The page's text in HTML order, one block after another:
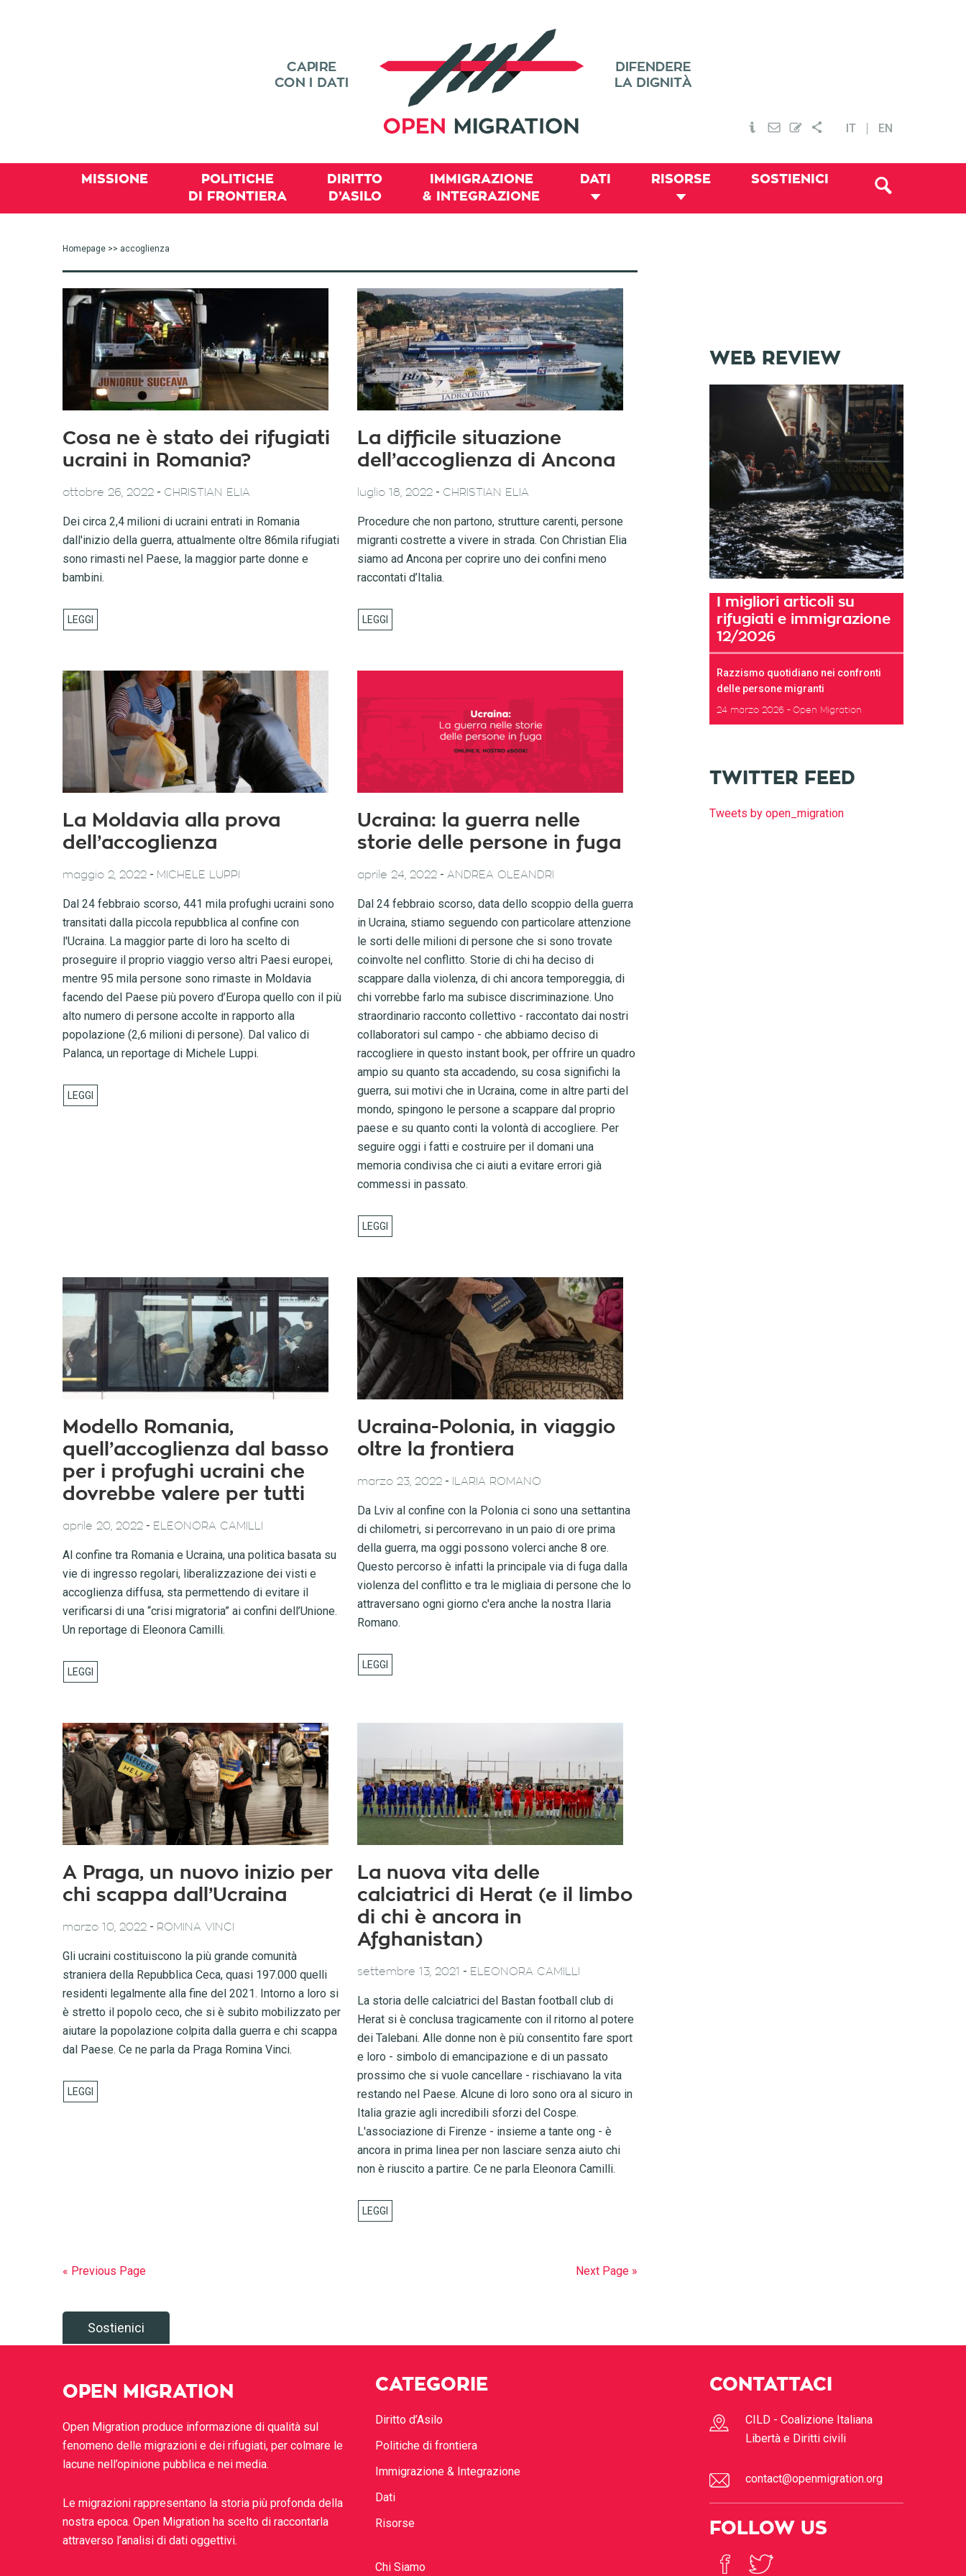
IT EN
MISSIONE
POLITICHE
DI FRONTIERA
DIRITTO
D’ASILO
IMMIGRAZIONE
& INTEGRAZIONE
DATI RISORSE SOSTIENICI
Homepage >> accoglienza
Cosa ne è stato dei rifugiati
ucraini in Romania?
ottobre 26, 2022 - CHRISTIAN ELIA
Dei circa 2,4 milioni di ucraini entrati in Romania
dall'inizio della guerra, attualmente oltre 86mila rifugiati
sono rimasti nel Paese, la maggior parte donne e
bambini.
La difficile situazione
dell’accoglienza di Ancona
luglio 18, 2022 - CHRISTIAN ELIA
Procedure che non partono, strutture carenti, persone
migranti costrette a vivere in strada. Con Christian Elia
siamo ad Ancona per coprire uno dei confini meno
raccontati d’Italia.
La Moldavia alla prova
dell’accoglienza
maggio 2, 2022 - MICHELE LUPPI
Dal 24 febbraio scorso, 441 mila profughi ucraini sono
transitati dalla piccola repubblica al confine con
l'Ucraina. La maggior parte di loro ha scelto di
proseguire il proprio viaggio verso altri Paesi europei,
mentre 95 mila persone sono rimaste in Moldavia
facendo del Paese più povero d’Europa quello con il più
alto numero di persone accolte in rapporto alla
popolazione (2,6 milioni di persone). Dal valico di
Palanca, un reportage di Michele Luppi.
Ucraina: la guerra nelle
storie delle persone in fuga
aprile 24, 2022 -ANDREA OLEANDRI
Dal 24 febbraio scorso, data dello scoppio della guerra
in Ucraina, stiamo seguendo con particolare attenzione
le sorti delle milioni di persone che si sono trovate
coinvolte nel conflitto. Storie di chi ha deciso di
scappare dalla violenza, di chi ancora temporeggia, di
chi vorrebbe farlo ma subisce discriminazione. Uno
straordinario racconto collettivo - raccontato dai nostri
collaboratori sul campo - che abbiamo deciso di
raccogliere in questo instant book, per offrire un quadro
ampio su quanto sta accadendo, su cosa significhi la
guerra, sui motivi che in Ucraina, come in altre parti del
mondo, spingono le persone a scappare dal proprio
paese e su quanto conti la volontà di accogliere. Per
seguire oggi i fatti e costruire per il domani una
memoria condivisa che ci aiuti a evitare errori già
commessi in passato.
Modello Romania,
quell’accoglienza dal basso
per i profughi ucraini che
dovrebbe valere per tutti
aprile 20, 2022 - ELEONORA CAMILLI
Al confine tra Romania e Ucraina, una politica basata su
vie di ingresso regolari, liberalizzazione dei visti e
accoglienza diffusa, sta permettendo di evitare il
verificarsi di una “crisi migratoria” ai confini dell’Unione.
Un reportage di Eleonora Camilli.
Ucraina-Polonia, in viaggio
oltre la frontiera
marzo 23, 2022 - ILARIA ROMANO
Da Lviv al confine con la Polonia ci sono una settantina
di chilometri, si percorrevano in un paio di ore prima
della guerra, ma oggi possono volerci anche 8 ore.
Questo percorso è infatti la principale via di fuga dalla
violenza del conflitto e tra le migliaia di persone che lo
attraversano ogni giorno c'era anche la nostra Ilaria
Romano.
A Praga, un nuovo inizio per
chi scappa dall’Ucraina
marzo 10, 2022 - ROMINA VINCI
Gli ucraini costituiscono la più grande comunità
straniera della Repubblica Ceca, quasi 197.000 quelli
residenti legalmente alla fine del 2021. Intorno a loro si
è stretto il popolo ceco, che si è subito mobilizzato per
aiutare la popolazione colpita dalla guerra e chi scappa
dal Paese. Ce ne parla da Praga Romina Vinci.
La nuova vita delle
calciatrici di Herat (e il limbo
di chi è ancora in
Afghanistan)
settembre 13, 2021 - ELEONORA CAMILLI
La storia delle calciatrici del Bastan football club di
Herat si è conclusa tragicamente con il ritorno al potere
dei Talebani. Alle donne non è più consentito fare sport
e loro - simbolo di emancipazione e di un passato
prossimo che si vuole cancellare - rischiavano la vita
restando nel Paese. Alcune di loro sono ora al sicuro in
Italia grazie agli incredibili sforzi del Cospe.
L'associazione di Firenze - insieme a tante ong - è
ancora in prima linea per non lasciare senza aiuto chi
non è riuscito a partire. Ce ne parla Eleonora Camilli.
« Previous Page Next Page »
WEB REVIEW
I migliori articoli su
rifugiati e immigrazione
12/2026
Razzismo quotidiano nei confronti
delle persone migranti
24 marzo 2026 Open Migration
TWITTER FEED
Tweets by open_migration
Sostienici
OPEN MIGRATION
Open Migration produce informazione di qualità sul
fenomeno delle migrazioni e dei rifugiati, per colmare le
lacune nell’opinione pubblica e nei media.
Le migrazioni rappresentano la storia più profonda della
nostra epoca. Open Migration ha scelto di raccontarla
attraverso l’analisi di dati oggettivi.
CATEGORIE
Diritto d’Asilo
Politiche di frontiera
Immigrazione & Integrazione
Dati
Risorse
Chi Siamo
CONTATTACI
CILD - Coalizione Italiana
Libertà e Diritti civili
contact@openmigration.org
FOLLOW US